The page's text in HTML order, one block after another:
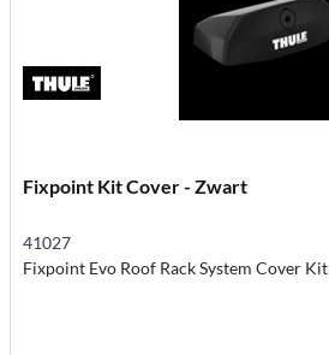
Fixpoint Kit Cover - Zwart
41027
Fixpoint Evo Roof Rack System Cover Kit